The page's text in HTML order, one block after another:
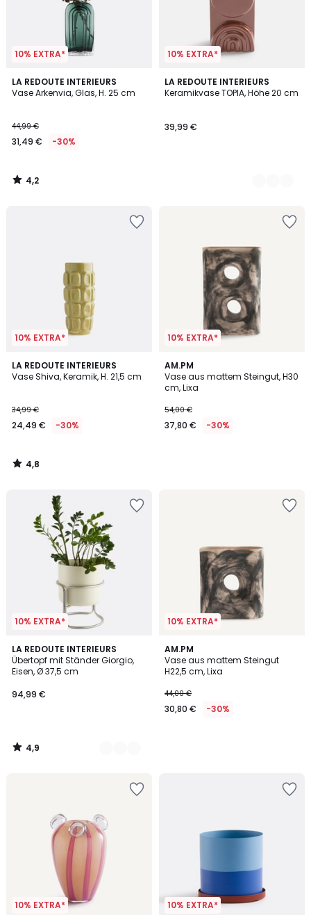
10% EXTRA*
LA REDOUTE INTERIEURS
Vase Arkenvia, Glas, H. 25 cm
44,99 €
31,49 € -30%
4,2
/ 5
4,2
/
10% EXTRA*
LA REDOUTE INTERIEURS
Keramikvase TOPIA, Höhe 20 cm
39,99 €
3
Farben
10% EXTRA*
LA REDOUTE INTERIEURS
Vase Shiva, Keramik, H. 21,5 cm
34,99 €
24,49 € -30%
4,8
/ 5
4,8
/
10% EXTRA*
AM.PM
Vase aus mattem Steingut, H30
cm, Lixa
54,00 €
37,80 € -30%
10% EXTRA*
LA REDOUTE INTERIEURS
Übertopf mit Ständer Giorgio,
Eisen, Ø 37,5 cm
94,99 €
4,9
/ 5
2
Farben
4,9
/
10% EXTRA*
AM.PM
Vase aus mattem Steingut
H22,5 cm, Lixa
44,00 €
30,80 € -30%
10% EXTRA* 10% EXTRA*